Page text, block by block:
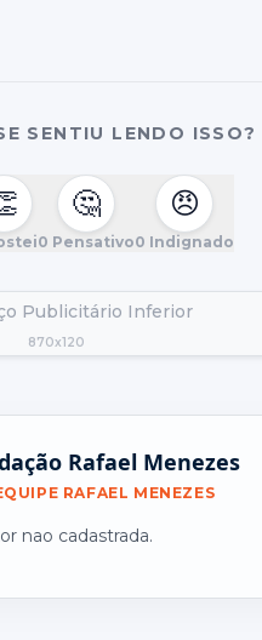
SENTIU LENDO ISSO?
🤔
0 Pensativo
😠
0 Indignado
Publicitário Inferior
870x120
Rafael Menezes
RAFAEL MENEZES
nao cadastrada.